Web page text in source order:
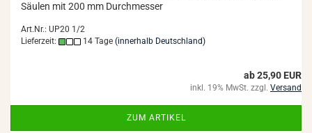
Säu­len mit 200 mm Durch­mes­ser
Art.Nr.: UP20 1/2
Lieferzeit:
14 Tage (innerhalb Deutschland)
ab 25,90 EUR
inkl. 19% MwSt. zzgl. Versand
ZUM ARTIKEL